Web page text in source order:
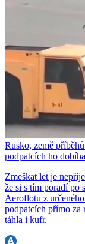
Rusko, země
podpatcích ho
Zmeškat let je
že si s tím poradí po
Aeroflotu z
podpatcích přímo za
táhla i kufr.